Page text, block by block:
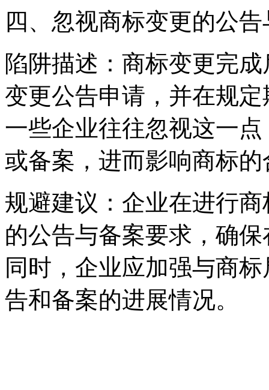
四、忽视商标变更的公
陷阱描述‌：商标变更完
变更公告申请，并在规
一些企业往往忽视这一
或备案，进而影响商标
规避建议‌：企业在进行
的公告与备案要求，确
同时，企业应加强与商
告和备案的进展情况。